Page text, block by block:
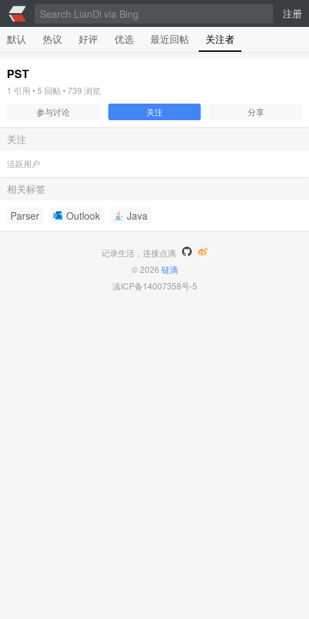
注册
默认
热议 好评 优选 最近回帖 关注者
PST
1 引用 •5 回帖 •739 浏览
参与讨论
关注 分享
关注
活跃用户
相关标签
Parser
Outlook Java
记录生活，连接点滴
© 2026 链滴
滇ICP备14007358号-5